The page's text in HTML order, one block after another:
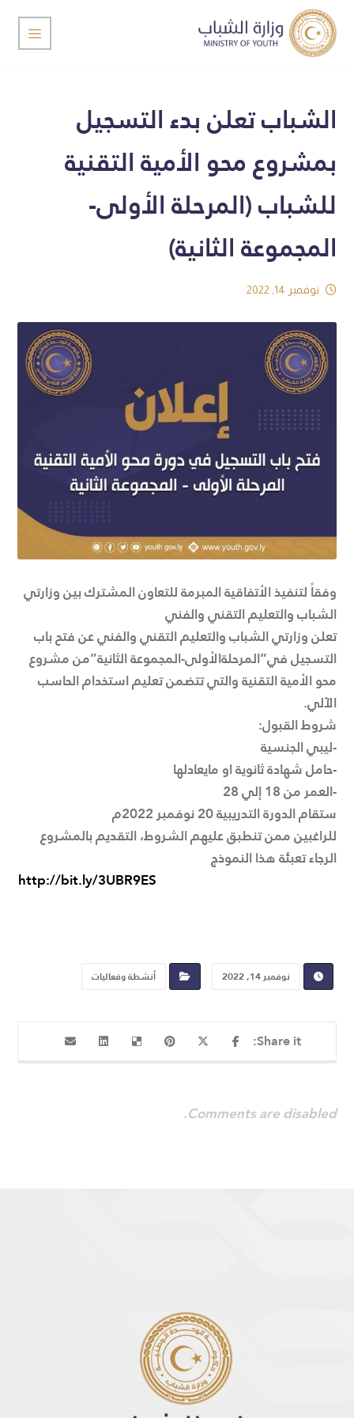
الشباب تعلن بدء التسجيل
بمشروع محو الأمية التقنية
للشباب (المرحلة الأولى-
المجموعة الثانية)
نوفمبر 14, 2022
وفقاً لتنفيذ الأتفاقية المبرمة للتعاون المشترك بين وزارتي
الشباب والتعليم التقني والفني
تعلن وزارتي الشباب والتعليم التقني والفني عن فتح باب
التسجيل في”المرحلةالأولى-المجموعة الثانية”من مشروع
محو الأمية التقنية والتي تتضمن تعليم استخدام الحاسب
الآلي.
شروط القبول:
-ليبي الجنسية
-حامل شهادة ثانوية او مايعادلها
-العمر من 18 إلي 28
ستقام الدورة التدريبية 20 نوفمبر 2022م
للراغبين ممن تنطبق عليهم الشروط، التقديم بالمشروع
الرجاء تعبئة هذا النموذج
http://bit.ly/3UBR9ES
نوفمبر 14, 2022 أنشطة وفعاليات
Comments are disabled.